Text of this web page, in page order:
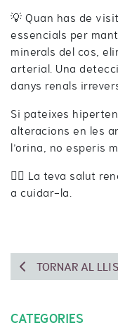
💡 Quan has de
essencials per
minerals del cos,
arterial. Una
danys renals
Si pateixes
alteracions en les
l’orina, no esperis
👉🏻 La teva salut
a cuidar-la.
TORNAR AL
CATEGORIES